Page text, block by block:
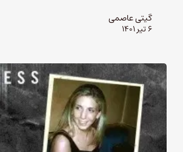
گیتی عاصمی
۶ تیر ۱۴۰۱